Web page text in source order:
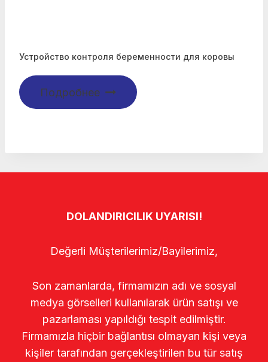
Устройство контроля беременности для коровы
Подробнее
DOLANDIRICILIK UYARISI!
Değerli Müşterilerimiz/Bayilerimiz,
Son zamanlarda, firmamızın adı ve sosyal
medya görselleri kullanılarak ürün satışı ve
pazarlaması yapıldığı tespit edilmiştir.
Firmamızla hiçbir bağlantısı olmayan kişi veya
kişiler tarafından gerçekleştirilen bu tür satış